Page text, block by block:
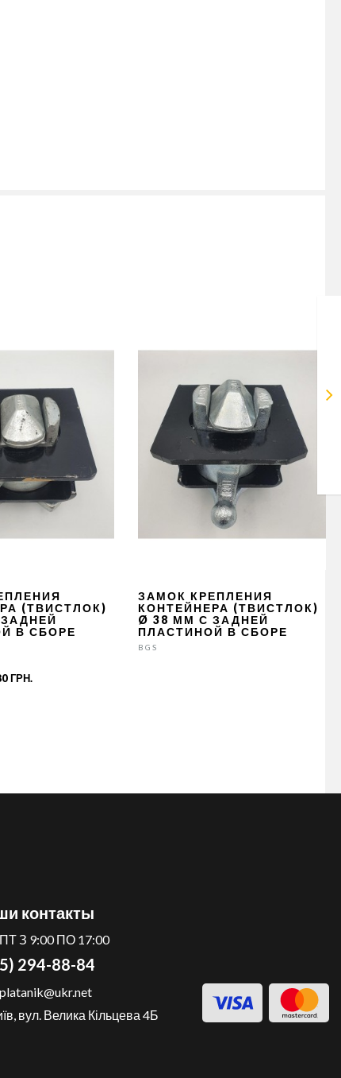
(ТВИСТЛОК)
В СБОРЕ
ГРН.
ЗАМОК КРЕПЛЕНИЯ
КОНТЕЙНЕРА (ТВИСТЛОК)
Ø 38 ММ С ЗАДНЕЙ
ПЛАСТИНОЙ В СБОРЕ
BGS
контакты
З 9:00 ПО 17:00
294-88-84
вул. Велика Кільцева 4Б